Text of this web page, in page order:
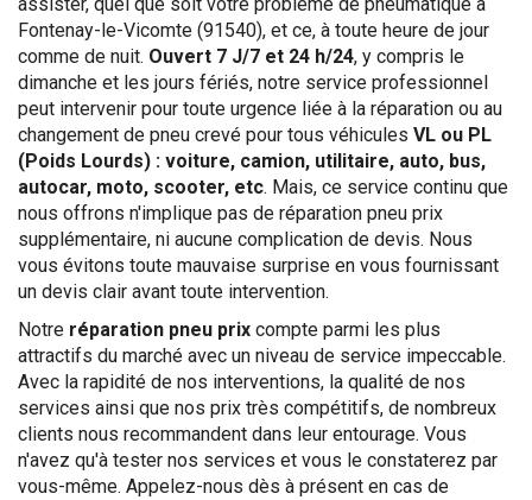
Fontenay-le-Vicomte (91540), et ce, à toute heure de jour
comme de nuit. Ouvert 7 J/7 et 24 h/24, y compris le
dimanche et les jours fériés, notre service professionnel
peut intervenir pour toute urgence liée à la réparation ou au
changement de pneu crevé pour tous véhicules VL ou PL
(Poids Lourds) : voiture, camion, utilitaire, auto, bus,
autocar, moto, scooter, etc. Mais, ce service continu que
nous offrons n'implique pas de réparation pneu prix
supplémentaire, ni aucune complication de devis. Nous
vous évitons toute mauvaise surprise en vous fournissant
un devis clair avant toute intervention.
Notre réparation pneu prix compte parmi les plus
attractifs du marché avec un niveau de service impeccable.
Avec la rapidité de nos interventions, la qualité de nos
services ainsi que nos prix très compétitifs, de nombreux
clients nous recommandent dans leur entourage. Vous
n'avez qu'à tester nos services et vous le constaterez par
vous-même. Appelez-nous dès à présent en cas de